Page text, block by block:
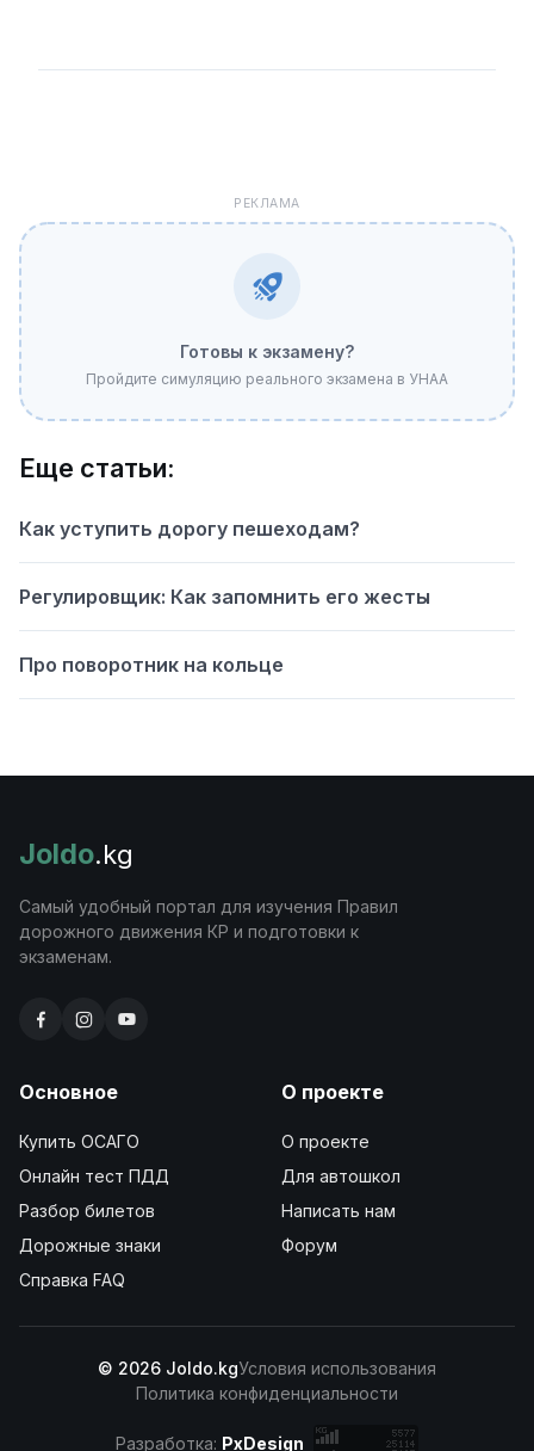
РЕКЛАМА
Готовы к экзамену?
Пройдите симуляцию реального экзамена в УНАА
Еще статьи:
Как уступить дорогу пешеходам?
Регулировщик: Как запомнить его жесты
Про поворотник на кольце
Joldo.kg
Самый удобный портал для изучения Правил
дорожного движения КР и подготовки к
экзаменам.
Основное
Купить ОСАГО
Онлайн тест ПДД
Разбор билетов
Дорожные знаки
Справка FAQ
О проекте
О проекте
Для автошкол
Написать нам
Форум
© 2026 Joldo.kgУсловия использования
Политика конфиденциальности
Разработка: PxDesign